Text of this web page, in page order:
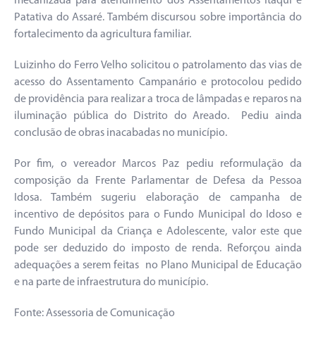
Patativa do Assaré. Também discursou sobre importância do
fortalecimento da agricultura familiar.
Luizinho do Ferro Velho solicitou o patrolamento das vias de
acesso do Assentamento Campanário e protocolou pedido
de providência para realizar a troca de lâmpadas e reparos na
iluminação pública do Distrito do Areado. Pediu ainda
conclusão de obras inacabadas no município.
Por fim, o vereador Marcos Paz pediu reformulação da
composição da Frente Parlamentar de Defesa da Pessoa
Idosa. Também sugeriu elaboração de campanha de
incentivo de depósitos para o Fundo Municipal do Idoso e
Fundo Municipal da Criança e Adolescente, valor este que
pode ser deduzido do imposto de renda. Reforçou ainda
adequações a serem feitas no Plano Municipal de Educação
e na parte de infraestrutura do município.
Fonte: Assessoria de Comunicação